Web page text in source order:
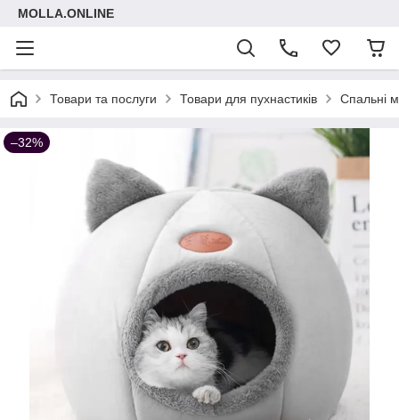
MOLLA.ONLINE
Товари та послуги Товари для пухнастиків Спальні
–32%